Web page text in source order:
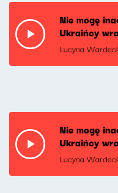
Nie mogę
Ukraińcy
Lucyna
Nie mogę
Ukraińcy
Lucyna